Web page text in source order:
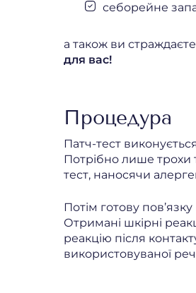
себорейне
а також ви
для вас!
Процедура
Патч-тест
Потрібно лише трохи
тест, наносячи
Потім готову
Отримані шкірні
реакцію після
використовуваної